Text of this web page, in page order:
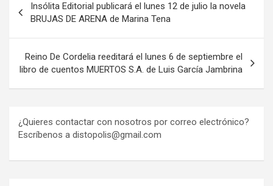
de
entradas
Insólita Editorial publicará el lunes 12 de julio la novela
BRUJAS DE ARENA de Marina Tena
Reino De Cordelia reeditará el lunes 6 de septiembre el
libro de cuentos MUERTOS S.A. de Luis García Jambrina
¿Quieres contactar con nosotros por correo electrónico?
Escríbenos a distopolis@gmail.com